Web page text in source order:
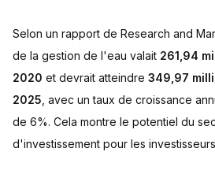
Selon un rapport de Research and
de la gestion de l'eau valait 261,94
2020 et devrait atteindre 349,97
2025 , avec un taux de croissance
de 6%. Cela montre le potentiel du
d'investissement pour les